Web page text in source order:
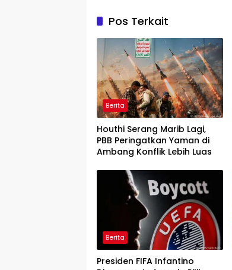
Pos Terkait
Berita
Houthi Serang Marib Lagi,
PBB Peringatkan Yaman di
Ambang Konflik Lebih Luas
Berita
Presiden FIFA Infantino